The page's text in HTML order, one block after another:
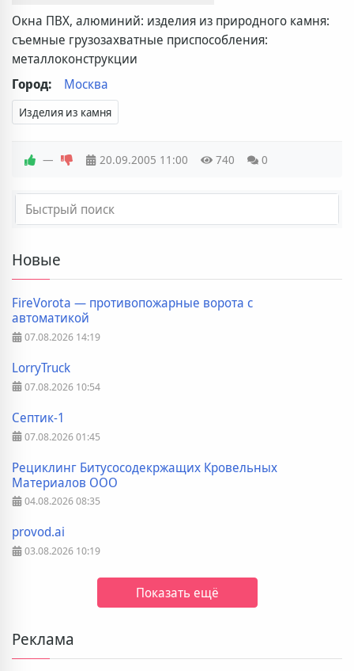
Окна ПВХ, алюминий: изделия из природного камня:
съемные грузозахватные приспособления:
металлоконструкции
Город:
Москва
Изделия из камня
— 20.09.2005 11:00 740 0
Новые
FireVorota — противопожарные ворота с
автоматикой
07.08.2026 14:19
LorryTruck
07.08.2026 10:54
Септик-1
07.08.202601:45
Рециклинг Битусосодекржащих Кровельных
Материалов ООО
04.08.202608:35
provod.ai
03.08.2026 10:19
Показать ещё
Реклама